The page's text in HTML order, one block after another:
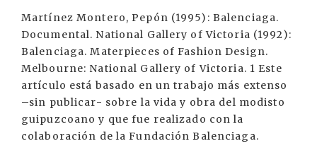
Martínez Montero, Pepón (1995): Balenciaga.
Documental. National Gallery of Victoria (1992):
Balenciaga. Materpieces of Fashion Design.
Melbourne: National Gallery of Victoria. 1 Este
artículo está basado en un trabajo más extenso
–sin publicar- sobre la vida y obra del modisto
guipuzcoano y que fue realizado con la
colaboración de la Fundación Balenciaga.